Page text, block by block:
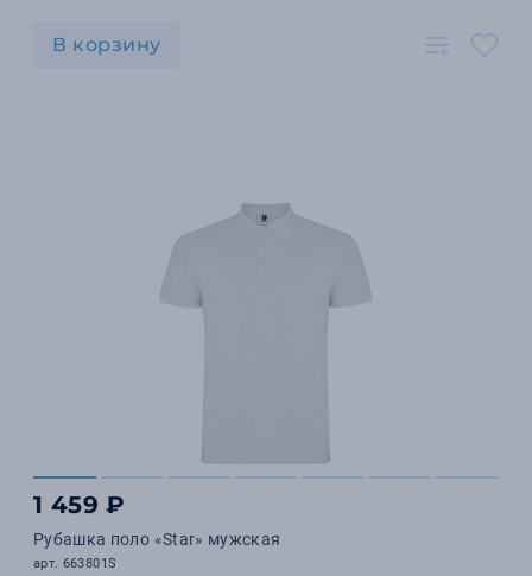
В корзину
1 459 ₽
Рубашка поло «Star» мужская
арт. 663801S